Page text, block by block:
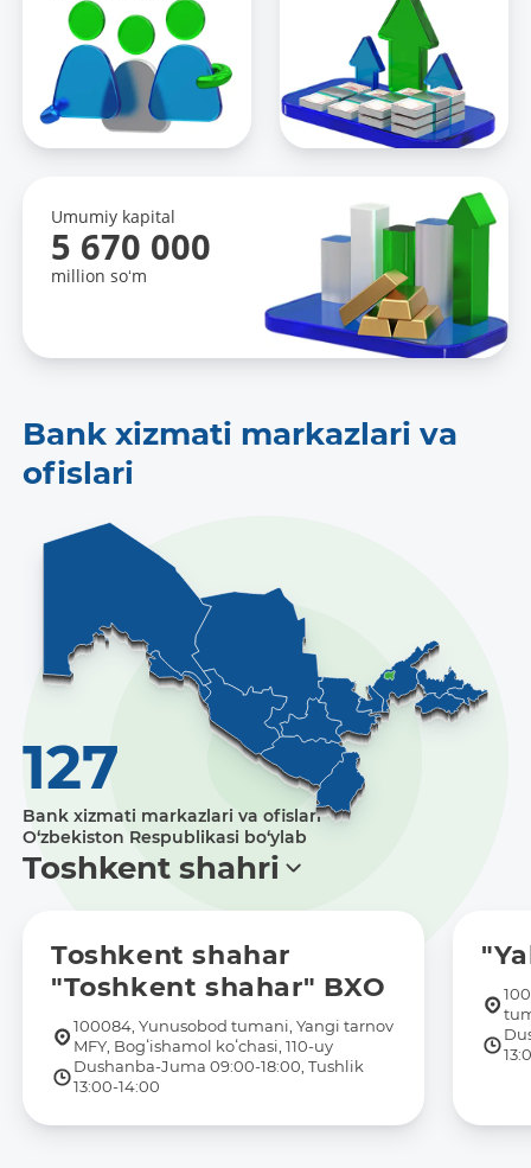
Umumiy kapital
5 670 000
million soʻm
Bank xizmati markazlari va
ofislari
127
Bank xizmati markazlari va ofislari
O‘zbekiston Respublikasi bo‘ylab
Toshkent shahri
Toshkent shahar
"Toshkent shahar" BXO
100084, Yunusobod tumani, Yangi tarnov
MFY, Bogʻishamol koʻchasi, 110-uy
Dushanba-Juma 09:00-18:00, Tushlik
13:00-14:00